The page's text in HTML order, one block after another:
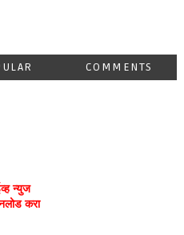
COMMENTS
न्युज
करा